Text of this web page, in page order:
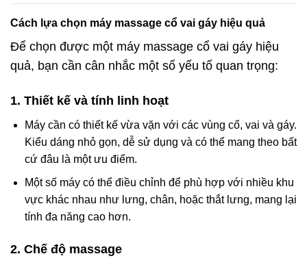
Cách lựa chọn máy massage cổ vai gáy hiệu quả
Để chọn được một máy massage cổ vai gáy hiệu
quả, bạn cần cân nhắc một số yếu tố quan trọng:
1. Thiết kế và tính linh hoạt
Máy cần có thiết kế vừa vặn với các vùng cổ, vai và gáy.
Kiểu dáng nhỏ gọn, dễ sử dụng và có thể mang theo bất
cứ đâu là một ưu điểm.
Một số máy có thể điều chỉnh để phù hợp với nhiều khu
vực khác nhau như lưng, chân, hoặc thắt lưng, mang lại
tính đa năng cao hơn.
2. Chế độ massage